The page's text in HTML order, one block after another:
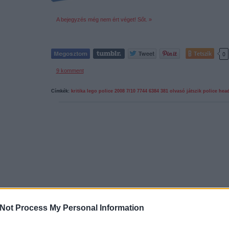
Process My Personal Information
A bejegyzés még nem ért véget! Sőt. »
Tetszik 0
9komment
Címkék: kritika lego police 2008 7/10 7744 6384 381 olvasó játszik police